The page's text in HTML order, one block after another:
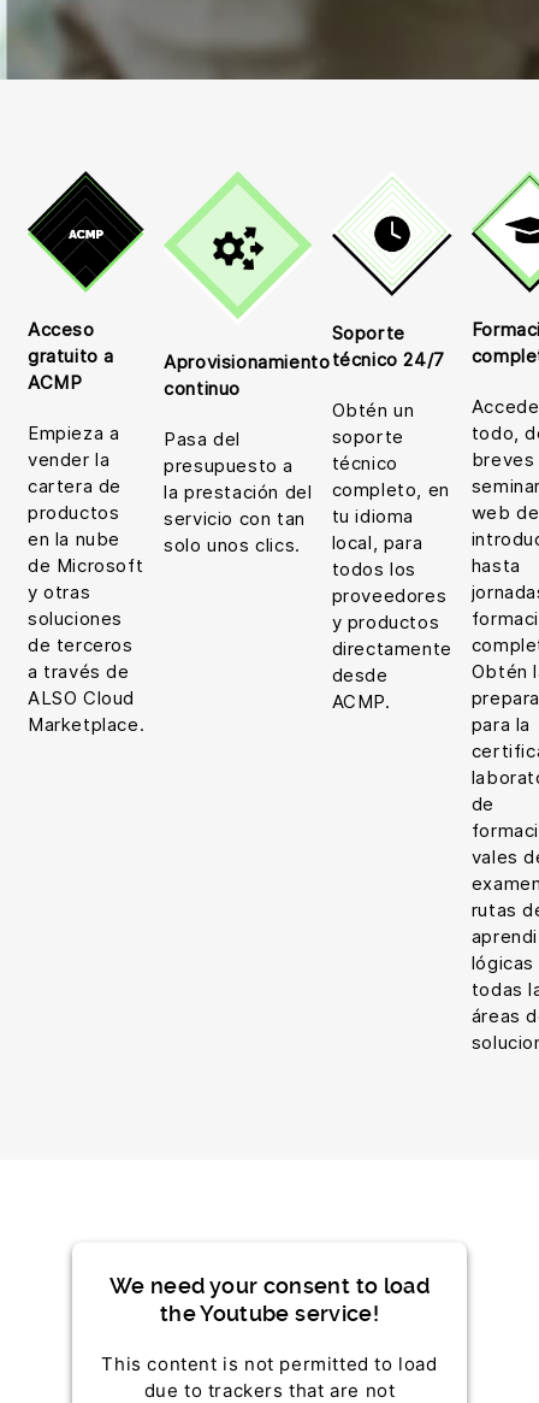
Acceso
gratuito a
ACMP
Empieza a
vender la
cartera de
productos
en la nube
de Microsoft
y otras
soluciones
de terceros
a través de
ALSO Cloud
Marketplace.
Aprovisionamiento
continuo
Pasa del
presupuesto a
la prestación del
servicio con tan
solo unos clics.
Soporte
técnico 24/7
Obtén un
soporte
técnico
completo, en
tu idioma
local, para
todos los
proveedores
y productos
directamente
desde
ACMP.
todo,
breves
web de
hasta
Obtén
para la
de
vales
rutas
lógicas
todas
áreas
We need your consent to load
the Youtube service!
This content is not permitted to load
due to trackers that are not